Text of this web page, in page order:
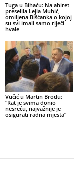
Tuga u Bihaću: Na ahiret
preselila Lejla Muhić,
omiljena Bišćanka o kojoj
su svi imali samo riječi
hvale
Vučić u Martin Brodu:
“Rat je svima donio
nesreću, najvažnije je
osigurati radna mjesta”